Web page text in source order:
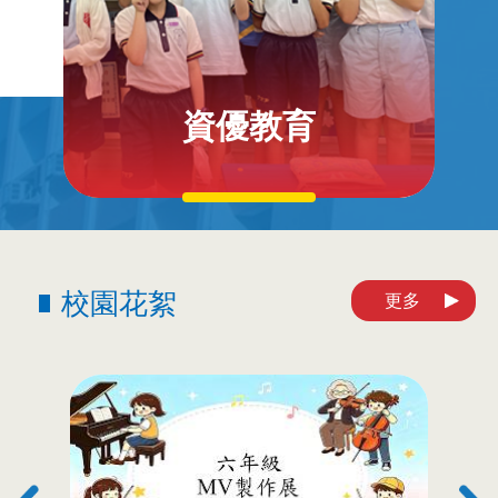
資優教育
校園花絮 更多